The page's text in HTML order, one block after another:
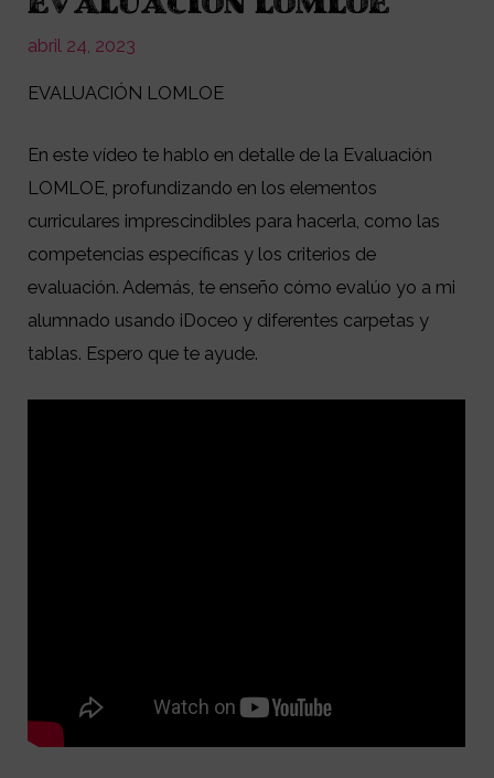
abril 24, 2023
EVALUACIÓN LOMLOE
En este vídeo te hablo en detalle de la Evaluación
LOMLOE, profundizando en los elementos
curriculares imprescindibles para hacerla, como las
competencias específicas y los criterios de
evaluación. Además, te enseño cómo evalúo yo a mi
alumnado usando iDoceo y diferentes carpetas y
tablas. Espero que te ayude.